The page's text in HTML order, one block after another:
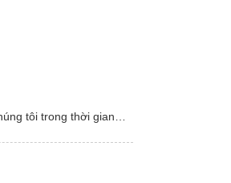
tôi trong thời gian…